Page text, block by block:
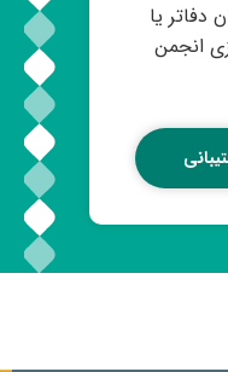
دفاتر یا
انجمن